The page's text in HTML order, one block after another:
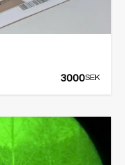
3000SEK